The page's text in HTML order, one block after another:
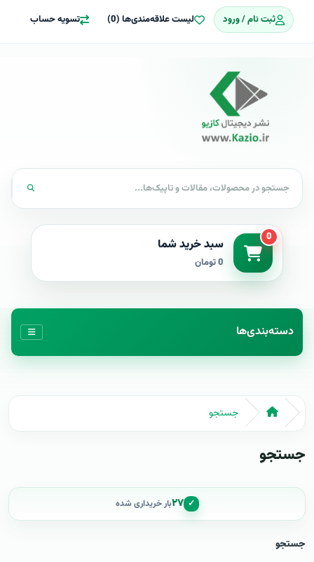
ثبت نام / ورود لیست علاقه‌مندی‌ها (0) تسویه حساب
0 سبد خرید شما
0 تومان
دسته‌بندی‌ها
جستجو
جستجو
✓ ۲۷بار خریداری شده
جستجو